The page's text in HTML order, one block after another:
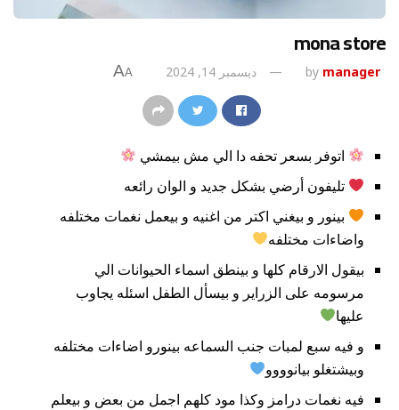
mona store
by manager ديسمبر 14, 2024 A
A
اتوفر بسعر تحفه دا الي مش بيمشي
تليفون أرضي بشكل جديد و الوان رائعه
بينور و بيغني اكتر من اغنيه و بيعمل نغمات مختلفه
واضاءات مختلفه
بيقول الارقام كلها و بينطق اسماء الحيوانات الي
مرسومه على الزراير و بيسأل الطفل اسئله يجاوب
عليها
و فيه سبع لمبات جنب السماعه بينورو اضاءات مختلفه
وبيشتغلو بيانوووو
فيه نغمات درامز وكذا مود كلهم اجمل من بعض و بيعلم